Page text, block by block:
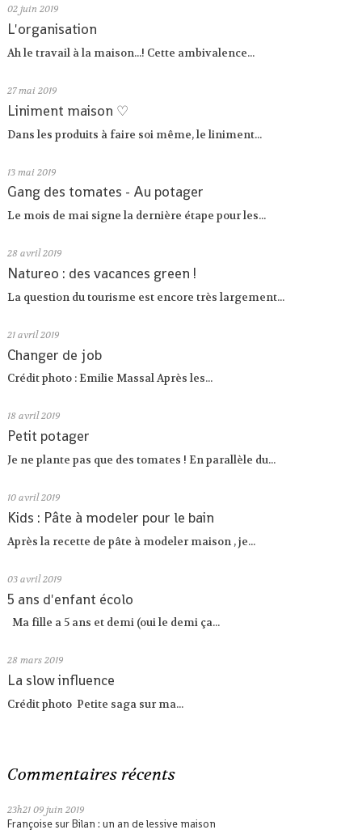
02 juin 2019
L'organisation
Ah le travail à la maison...! Cette ambivalence...
27 mai 2019
Liniment maison ♡
Dans les produits à faire soi même, le liniment...
13 mai 2019
Gang des tomates - Au potager
Le mois de mai signe la dernière étape pour les...
28 avril 2019
Natureo : des vacances green !
La question du tourisme est encore très largement...
21 avril 2019
Changer de job
Crédit photo : Emilie Massal Après les...
18 avril 2019
Petit potager
Je ne plante pas que des tomates ! En parallèle du...
10 avril 2019
Kids : Pâte à modeler pour le bain
Après la recette de pâte à modeler maison , je...
03 avril 2019
5 ans d'enfant écolo
Ma fille a 5 ans et demi (oui le demi ça...
28 mars 2019
La slow influence
Crédit photo Petite saga sur ma...
Commentaires récents
23h21 09 juin 2019
FrançoisesurBilan : un an de lessive maison